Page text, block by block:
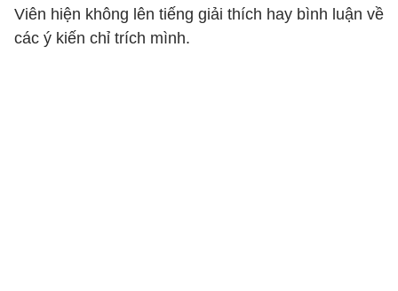
Viên hiện không lên tiếng giải thích hay bình luận về
các ý kiến chỉ trích mình.